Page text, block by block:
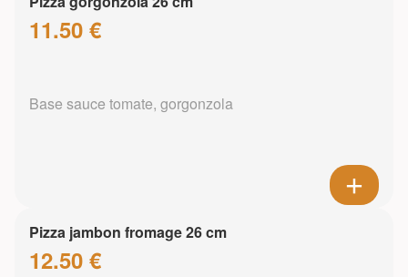
11.50 €
Base sauce tomate, gorgonzola
Pizza jambon fromage 26 cm
12.50 €